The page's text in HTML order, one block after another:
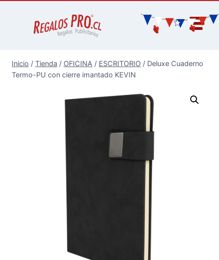
Inicio / Tienda / OFICINA / ESCRITORIO / Deluxe Cuaderno
Termo-PU con cierre imantado KEVIN